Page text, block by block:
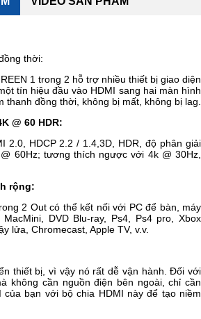
thời:
1 trong 2 hỗ trợ nhiều thiết bị giao diện
tín hiệu đầu vào HDMI sang hai màn hình
thanh đồng thời, không bị mất, không bị lag.
@ 60 HDR:
2.0, HDCP 2.2 / 1.4,3D, HDR, độ phân giải
60Hz; tương thích ngược với 4k @ 30Hz,
rộng:
2 Out có thể kết nối với PC để bàn, máy
DVD Blu-ray, Ps4, Ps4 pro, Xbox
lửa, Chromecast, Apple TV, v.v.
thiết bị, vì vậy nó rất dễ vận hành. Đối với
không cần nguồn điện bên ngoài, chỉ cần
của bạn với bộ chia HDMI này để tạo niềm